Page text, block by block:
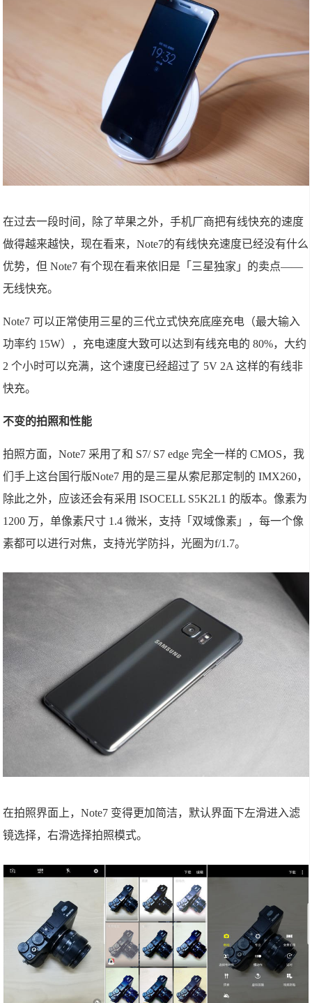
在过去一段时间，除了苹果之外，手机厂商把有线快充的速度
做得越来越快，现在看来，Note7的有线快充速度已经没有什么
优势，但 Note7 有个现在看来依旧是「三星独家」的卖点——
无线快充。
Note7 可以正常使用三星的三代立式快充底座充电（最大输入
功率约 15W），充电速度大致可以达到有线充电的 80%，大约
2 个小时可以充满，这个速度已经超过了 5V 2A 这样的有线非
快充。
不变的拍照和性能
拍照方面，Note7 采用了和 S7/ S7 edge 完全一样的 CMOS，我
们手上这台国行版Note7 用的是三星从索尼那定制的 IMX260，
除此之外，应该还会有采用 ISOCELL S5K2L1 的版本。像素为
1200 万，单像素尺寸 1.4 微米，支持「双域像素」，每一个像
素都可以进行对焦，支持光学防抖，光圈为f/1.7。
在拍照界面上，Note7 变得更加简洁，默认界面下左滑进入滤
镜选择，右滑选择拍照模式。